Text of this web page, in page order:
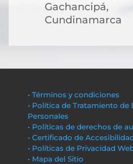
Gachancipá,
Cundinamarca
• Términos y condiciones
• Política de Tratamiento de
Personales
• Políticas de derechos de
• Certificado de
• Políticas de Privacidad
• Mapa del Sitio